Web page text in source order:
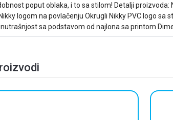
poput oblaka, i to sa stilom! Detalji
logom na povlačenju Okrugli Nikky PVC logo
sa podstavom od najlona sa printom